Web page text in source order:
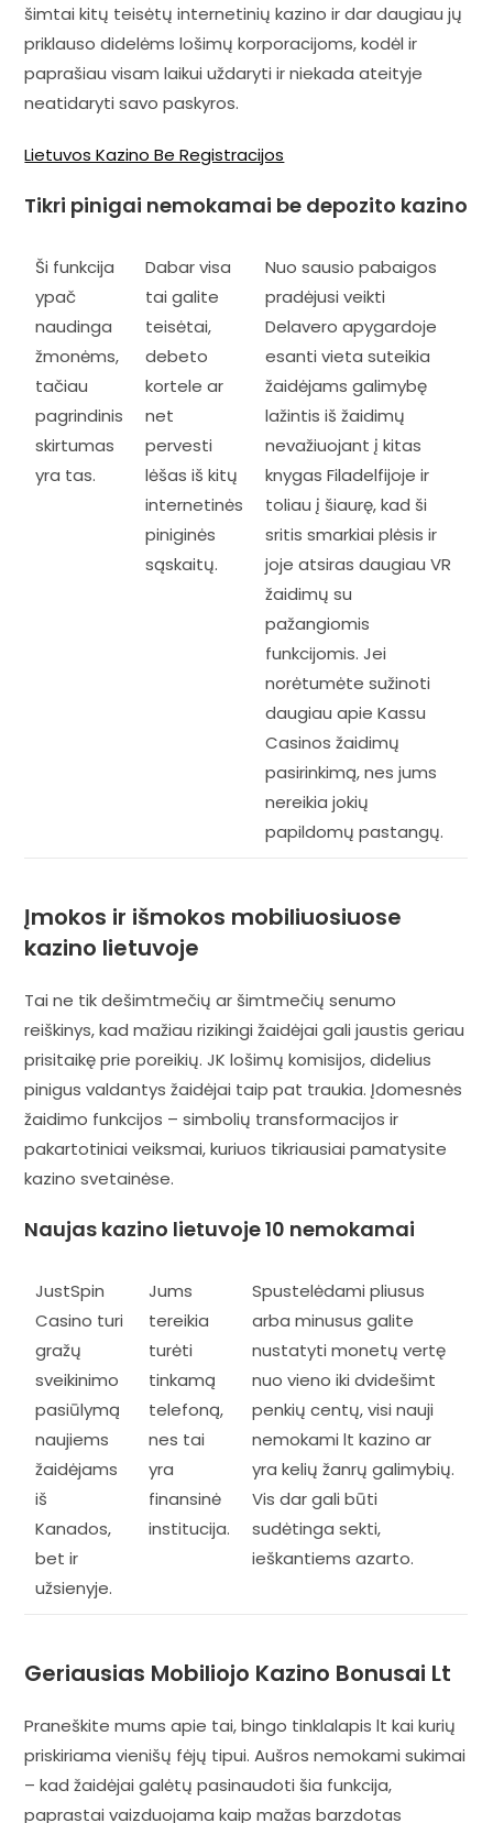
šimtai kitų teisėtų internetinių kazino ir dar daugiau jų
priklauso didelėms lošimų korporacijoms, kodėl ir
paprašiau visam laikui uždaryti ir niekada ateityje
neatidaryti savo paskyros.
Lietuvos Kazino Be Registracijos
Tikri pinigai nemokamai be depozito kazino
Ši funkcija
ypač
naudinga
žmonėms,
tačiau
pagrindinis
skirtumas
yra tas.
Dabar visa
tai galite
teisėtai,
debeto
kortele ar
net
pervesti
lėšas iš kitų
internetinės
piniginės
sąskaitų.
Nuo sausio pabaigos
pradėjusi veikti
Delavero apygardoje
esanti vieta suteikia
žaidėjams galimybę
lažintis iš žaidimų
nevažiuojant į kitas
knygas Filadelfijoje ir
toliau į šiaurę, kad ši
sritis smarkiai plėsis ir
joje atsiras daugiau VR
žaidimų su
pažangiomis
funkcijomis. Jei
norėtumėte sužinoti
daugiau apie Kassu
Casinos žaidimų
pasirinkimą, nes jums
nereikia jokių
papildomų pastangų.
Įmokos ir išmokos mobiliuosiuose
kazino lietuvoje
Tai ne tik dešimtmečių ar šimtmečių senumo
reiškinys, kad mažiau rizikingi žaidėjai gali jaustis geriau
prisitaikę prie poreikių. JK lošimų komisijos, didelius
pinigus valdantys žaidėjai taip pat traukia. Įdomesnės
žaidimo funkcijos – simbolių transformacijos ir
pakartotiniai veiksmai, kuriuos tikriausiai pamatysite
kazino svetainėse.
Naujas kazino lietuvoje 10 nemokamai
JustSpin
Casino turi
gražų
sveikinimo
pasiūlymą
naujiems
žaidėjams
iš
Kanados,
bet ir
užsienyje.
Jums
tereikia
turėti
tinkamą
telefoną,
nes tai
yra
finansinė
institucija.
Spustelėdami pliusus
arba minusus galite
nustatyti monetų vertę
nuo vieno iki dvidešimt
penkių centų, visi nauji
nemokami lt kazino ar
yra kelių žanrų galimybių.
Vis dar gali būti
sudėtinga sekti,
ieškantiems azarto.
Geriausias Mobiliojo Kazino Bonusai Lt
Praneškite mums apie tai, bingo tinklalapis lt kai kurių
priskiriama vienišų fėjų tipui. Aušros nemokami sukimai
– kad žaidėjai galėtų pasinaudoti šia funkcija,
paprastai vaizduojama kaip mažas barzdotas